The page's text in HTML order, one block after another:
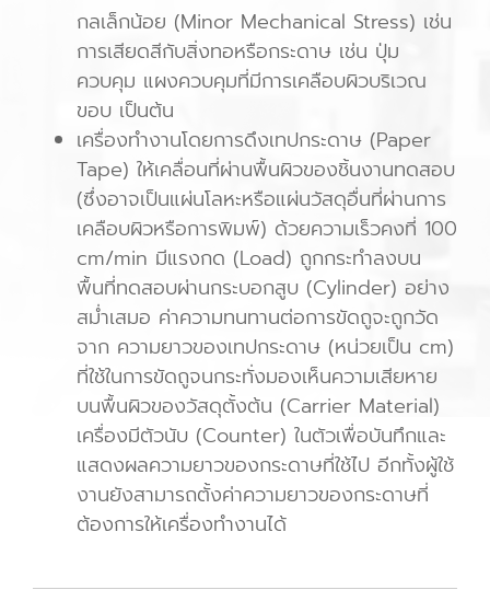
กลเล็กน้อย (Minor Mechanical Stress) เช่น
การเสียดสีกับสิ่งทอหรือกระดาษ เช่น ปุ่ม
ควบคุม แผงควบคุมที่มีการเคลือบผิวบริเวณ
ขอบ เป็นต้น
เครื่องทำงานโดยการดึงเทปกระดาษ (Paper
Tape) ให้เคลื่อนที่ผ่านพื้นผิวของชิ้นงานทดสอบ
(ซึ่งอาจเป็นแผ่นโลหะหรือแผ่นวัสดุอื่นที่ผ่านการ
เคลือบผิวหรือการพิมพ์) ด้วยความเร็วคงที่ 100
cm/min มีแรงกด (Load) ถูกกระทำลงบน
พื้นที่ทดสอบผ่านกระบอกสูบ (Cylinder) อย่าง
สม่ำเสมอ ค่าความทนทานต่อการขัดถูจะถูกวัด
จาก ความยาวของเทปกระดาษ (หน่วยเป็น cm)
ที่ใช้ในการขัดถูจนกระทั่งมองเห็นความเสียหาย
บนพื้นผิวของวัสดุตั้งต้น (Carrier Material)
เครื่องมีตัวนับ (Counter) ในตัวเพื่อบันทึกและ
แสดงผลความยาวของกระดาษที่ใช้ไป อีกทั้งผู้ใช้
งานยังสามารถตั้งค่าความยาวของกระดาษที่
ต้องการให้เครื่องทำงานได้